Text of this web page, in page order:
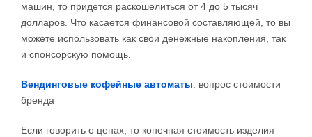
машин, то придется раскошелиться от 4 до 5 тысяч
долларов. Что касается финансовой составляющей, то вы
можете использовать как свои денежные накопления, так
и спонсорскую помощь.
Вендинговые кофейные автоматы: вопрос стоимости
бренда
Если говорить о ценах, то конечная стоимость изделия